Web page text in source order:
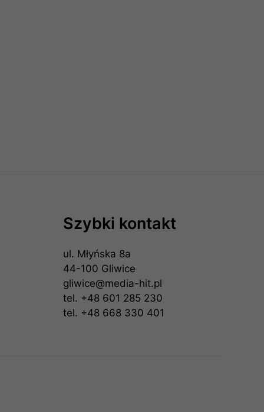
Szybki kontakt
ul. Młyńska 8a
44-100 Gliwice
gliwice@media-hit.pl
tel. +48 601 285 230
tel. +48 668 330 401